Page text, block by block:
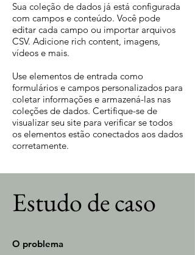
Sua coleção de dados já está configurada
com campos e conteúdo. Você pode
editar cada campo ou importar arquivos
CSV. Adicione rich content, imagens,
vídeos e mais.
Use elementos de entrada como
formulários e campos personalizados para
coletar informações e armazená-las nas
coleções de dados. Certifique-se de
visualizar seu site para verificar se todos
os elementos estão conectados aos dados
corretamente.
Estudo de caso
O problema